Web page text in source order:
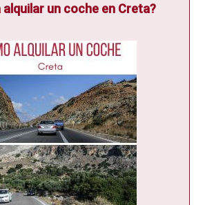
alquilar un coche en Creta?